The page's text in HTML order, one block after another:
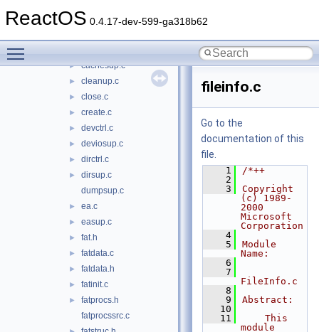
ReactOS 0.4.17-dev-599-ga318b62
▼ fastfat
► cachesup.c
► cleanup.c
► close.c
► create.c
► devctrl.c
► deviosup.c
► dirctrl.c
►
dirsup.c
dumpsup.c
► ea.c
► easup.c
► fat.h
► fatdata.c
► fatdata.h
► fatinit.c
►
fatprocs.h
fatprocssrc.c
fileinfo.c
Go to the
documentation of this
file.
    1
/*++
    2
    3
Copyright
(c) 1989-
2000
Microsoft
Corporation
    4
    5
Module
Name:
    6
    7
FileInfo.c
    8
    9
Abstract:
   10
   11
    This
module